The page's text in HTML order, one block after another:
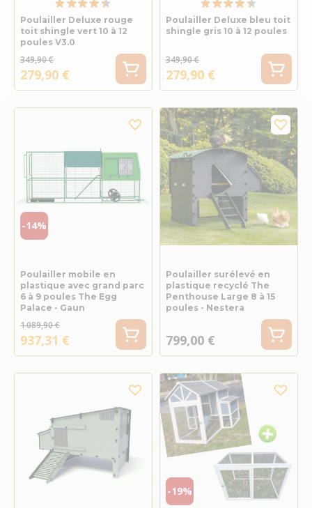
Poulailler Deluxe rouge
toit shingle vert 10 à 12
poules V3.0
349,90 €
279,90 €
Poulailler Deluxe bleu toit
shingle gris 10 à 12 poules
349,90 €
279,90 €
-14%
Poulailler mobile en
plastique avec grand parc
6 à 9 poules The Egg
Palace - Gaun
1 089,90 €
937,31 €
Poulailler surélevé en
plastique recyclé The
Penthouse Large 8 à 15
poules - Nestera
799,00 €
-19%